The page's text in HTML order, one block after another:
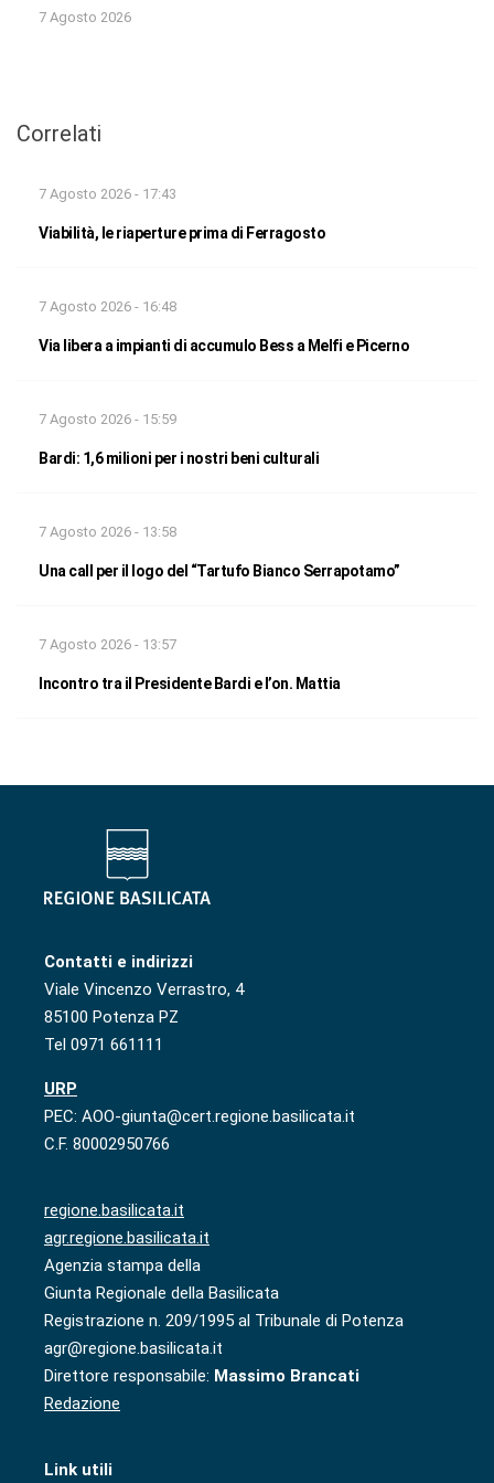
7 Agosto 2026
Correlati
7 Agosto 2026 - 17:43
Viabilità, le riaperture prima di Ferragosto
7 Agosto 2026 - 16:48
Via libera a impianti di accumulo Bess a Melfi e Picerno
7 Agosto 2026 - 15:59
Bardi: 1,6 milioni per i nostri beni culturali
7 Agosto 2026 - 13:58
Una call per il logo del “Tartufo Bianco Serrapotamo”
7 Agosto 2026 - 13:57
Incontro tra il Presidente Bardi e l’on. Mattia
Contatti e indirizzi
Viale Vincenzo Verrastro, 4
85100 Potenza PZ
Tel 0971 661111
URP
PEC: AOO-giunta@cert.regione.basilicata.it
C.F. 80002950766
regione.basilicata.it
agr.regione.basilicata.it
Agenzia stampa della
Giunta Regionale della Basilicata
Registrazione n. 209/1995 al Tribunale di Potenza
agr@regione.basilicata.it
Direttore responsabile: Massimo Brancati
Redazione
Link utili